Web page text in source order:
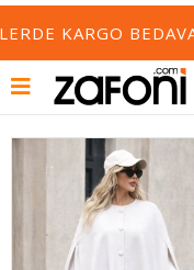
BEDAVAFiltrele